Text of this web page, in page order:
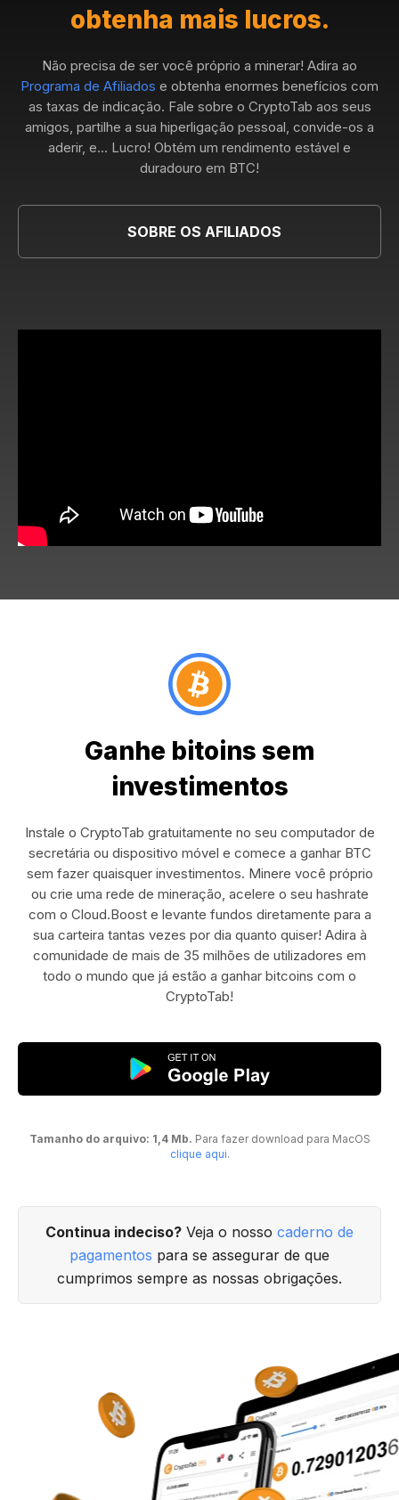
obtenha mais lucros.
Não precisa de ser você próprio a minerar! Adira ao
Programa de Afiliados e obtenha enormes benefícios com
as taxas de indicação. Fale sobre o CryptoTab aos seus
amigos, partilhe a sua hiperligação pessoal, convide-os a
aderir, e... Lucro! Obtém um rendimento estável e
duradouro em BTC!
SOBRE OS AFILIADOS
Ganhe bitoins sem
investimentos
Instale o CryptoTab gratuitamente no seu computador de
secretária ou dispositivo móvel e comece a ganhar BTC
sem fazer quaisquer investimentos. Minere você próprio
ou crie uma rede de mineração, acelere o seu hashrate
com o Cloud.Boost e levante fundos diretamente para a
sua carteira tantas vezes por dia quanto quiser! Adira à
comunidade de mais de 35 milhões de utilizadores em
todo o mundo que já estão a ganhar bitcoins com o
CryptoTab!
Tamanho do arquivo: 1,4 Mb. Para fazer download para MacOS
clique aqui.
Continua indeciso? Veja o nosso caderno de
pagamentos para se assegurar de que
cumprimos sempre as nossas obrigações.